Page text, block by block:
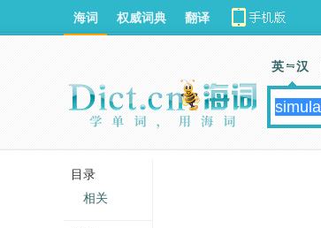
海词 权威词典 翻译
英 汉
目录
相关